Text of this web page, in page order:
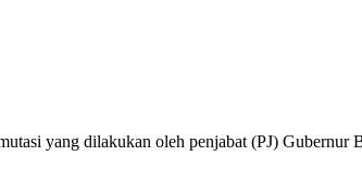
yang dilakukan oleh penjabat (PJ) Gubernur